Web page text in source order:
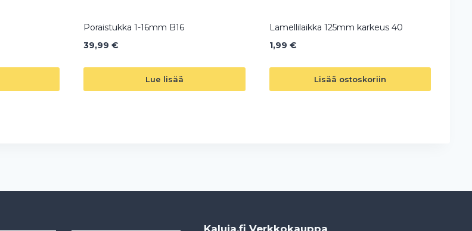
Poraistukka 1-16mm B16
39,99 €
Lue lisää
Lamellilaikka 125mm karkeus 40
1,99 €
Lisää ostoskoriin